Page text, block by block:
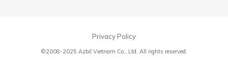
Privacy Policy
©2008-2025 Azbil Vietnam Co., Ltd. All rights reserved.